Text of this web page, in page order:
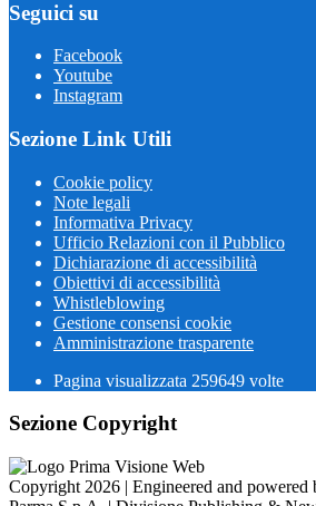
Seguici su
Facebook
Youtube
Instagram
Sezione Link Utili
Cookie policy
Note legali
Informativa Privacy
Ufficio Relazioni con il Pubblico
Dichiarazione di accessibilità
Obiettivi di accessibilità
Whistleblowing
Gestione consensi cookie
Amministrazione trasparente
Pagina visualizzata 259649 volte
Sezione Copyright
Copyright 2026 | Engineered and powered